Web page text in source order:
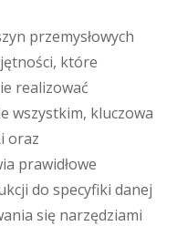
przemysłowych
które
realizować
wszystkim, kluczowa
oraz
prawidłowe
do specyfiki danej
się narzędziami